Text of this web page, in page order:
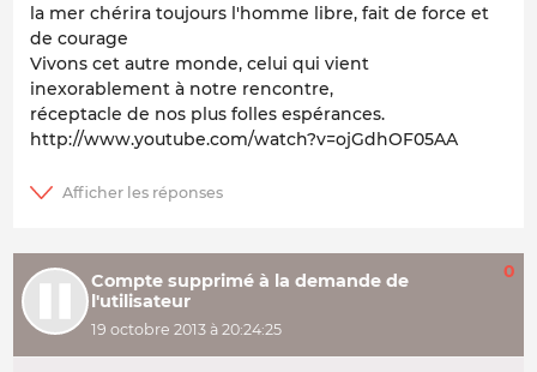
la mer chérira toujours l'homme libre, fait de force et
de courage
Vivons cet autre monde, celui qui vient
inexorablement à notre rencontre,
réceptacle de nos plus folles espérances.
http://www.youtube.com/watch?v=ojGdhOF05AA
Compte supprimé à la demande de
l'utilisateur
19 octobre 2013 à 20:24:25
0